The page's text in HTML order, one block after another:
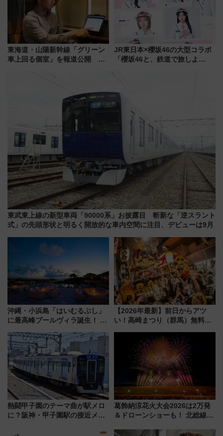
東海道・山陽新幹線「グリーン
車上回る個室」を報道公開 プ
JR東日本×櫻坂46の大型コラボ
「櫻坂46と、鉄道で旅しよ
東武東上線の新型車両「90000系」お披露目 斬新な「逆スラント
式」の先頭形状と明るく開放的な車内空間に注目、デビューは9月
沖縄・小浜島「はいむるぶし」
に最高峰プールヴィラ誕生！ 石
美旅「何もしない贅沢」を体験
してみない？
【2026年最新】前日からアツ
い！高崎まつり（群馬）無料観
熱闘甲子園のテーマ曲が駅メロ
に？阪神・甲子園駅の接近メロ
谷実アレンジの特別仕様へ、8月
葛飾納涼花火大会2026は2万発
＆ドローンショーも！ 北総線を
車、観覧スポット情報と周辺観